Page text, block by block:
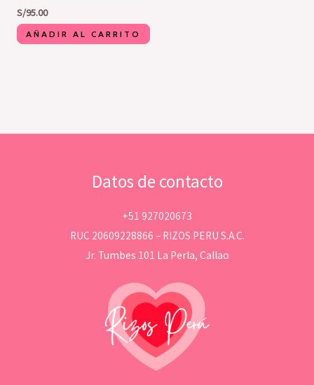
S/95.00
AÑADIR AL CARRITO
Datos de contacto
+51 927020673
RUC 20609228866 – RIZOS PERU S.A.C.
Jr. Tumbes 101 La Perla, Callao